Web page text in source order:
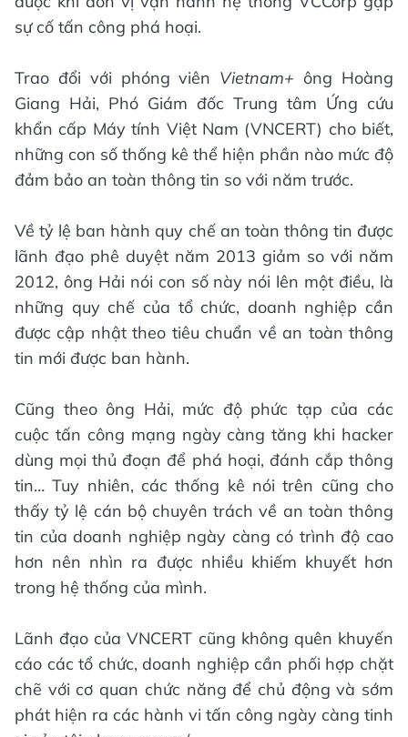
sự cố tấn công phá hoại.
Trao đổi với phóng viên Vietnam+ ông Hoàng
Giang Hải, Phó Giám đốc Trung tâm Ứng cứu
khẩn cấp Máy tính Việt Nam (VNCERT) cho biết,
những con số thống kê thể hiện phần nào mức độ
đảm bảo an toàn thông tin so với năm trước.
Về tỷ lệ ban hành quy chế an toàn thông tin được
lãnh đạo phê duyệt năm 2013 giảm so với năm
2012, ông Hải nói con số này nói lên một điều, là
những quy chế của tổ chức, doanh nghiệp cần
được cập nhật theo tiêu chuẩn về an toàn thông
tin mới được ban hành.
Cũng theo ông Hải, mức độ phức tạp của các
cuộc tấn công mạng ngày càng tăng khi hacker
dùng mọi thủ đoạn để phá hoại, đánh cắp thông
tin… Tuy nhiên, các thống kê nói trên cũng cho
thấy tỷ lệ cán bộ chuyên trách về an toàn thông
tin của doanh nghiệp ngày càng có trình độ cao
hơn nên nhìn ra được nhiều khiếm khuyết hơn
trong hệ thống của mình.
Lãnh đạo của VNCERT cũng không quên khuyến
cáo các tổ chức, doanh nghiệp cần phối hợp chặt
chẽ với cơ quan chức năng để chủ động và sớm
phát hiện ra các hành vi tấn công ngày càng tinh